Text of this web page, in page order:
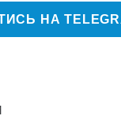
НА